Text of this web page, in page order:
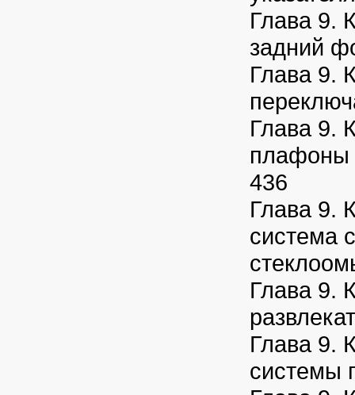
Глава 9.
задний
Глава 9.
Глава 9.
плафоны
436
Глава 9.
система
Глава 9.
Глава 9.
системы